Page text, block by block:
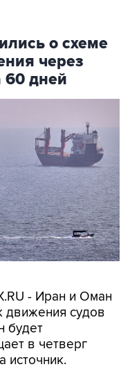
о схеме
через
60 дней
- Иран и Оман
движения судов
будет
в четверг
источник.